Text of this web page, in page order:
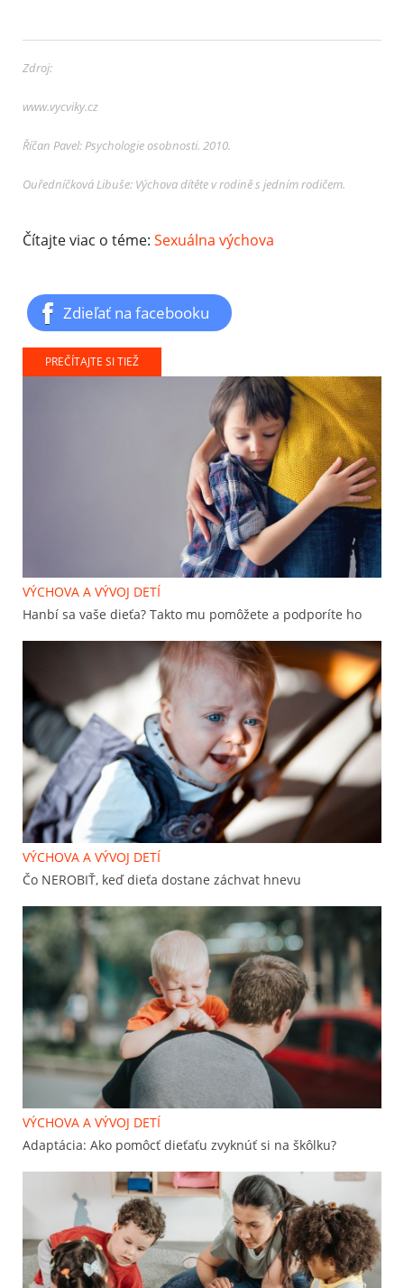
Zdroj:
www.vycviky.cz
Říčan Pavel: Psychologie osobnosti. 2010.
Ouředníčková Libuše: Výchova dítěte v rodině s jedním rodičem.
Čítajte viac o téme: Sexuálna výchova
Zdieľať na facebooku
PREČÍTAJTE SI TIEŽ
VÝCHOVA A VÝVOJ DETÍ
Hanbí sa vaše dieťa? Takto mu pomôžete a podporíte ho
VÝCHOVA A VÝVOJ DETÍ
Čo NEROBIŤ, keď dieťa dostane záchvat hnevu
VÝCHOVA A VÝVOJ DETÍ
Adaptácia: Ako pomôcť dieťaťu zvyknúť si na škôlku?